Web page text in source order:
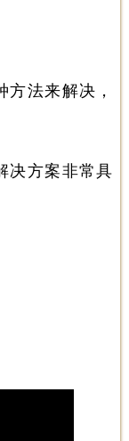
法来解决，
决方案非常具